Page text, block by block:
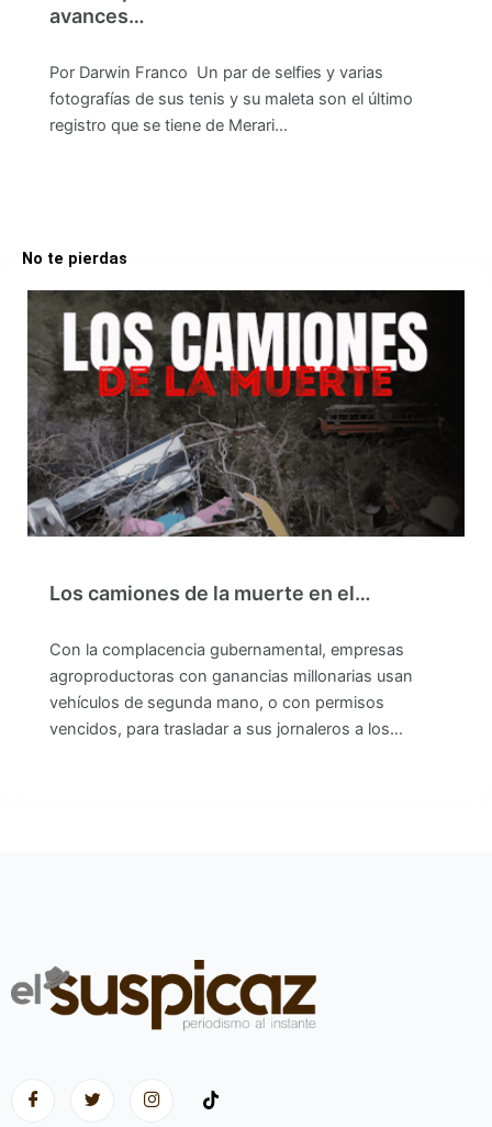
avances…
Por Darwin Franco Un par de selfies y varias
fotografías de sus tenis y su maleta son el último
registro que se tiene de Merari…
No te pierdas
Los camiones de la muerte en el…
Con la complacencia gubernamental, empresas
agroproductoras con ganancias millonarias usan
vehículos de segunda mano, o con permisos
vencidos, para trasladar a sus jornaleros a los…